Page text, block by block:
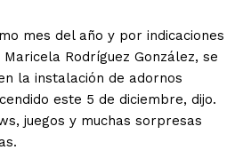
mes del año y por indicaciones
Rodríguez González, se
la instalación de adornos
este 5 de diciembre, dijo.
juegos y muchas sorpresas